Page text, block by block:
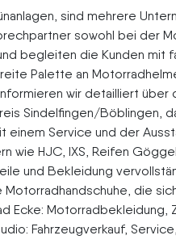
sind mehrere
sowohl bei der
begleiten die Kunden mit
Palette an
wir detailliert über
Sindelfingen/Böblingen,
einem Service und der
wie HJC, IXS, Reifen
und Bekleidung
Motorradhandschuhe, die
Ecke: Motorradbekleidung,
Fahrzeugverkauf,